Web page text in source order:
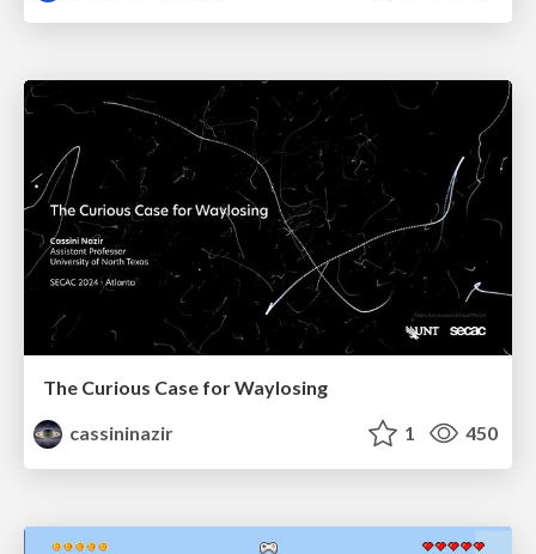
The Curious Case for Waylosing
cassininazir
1 450